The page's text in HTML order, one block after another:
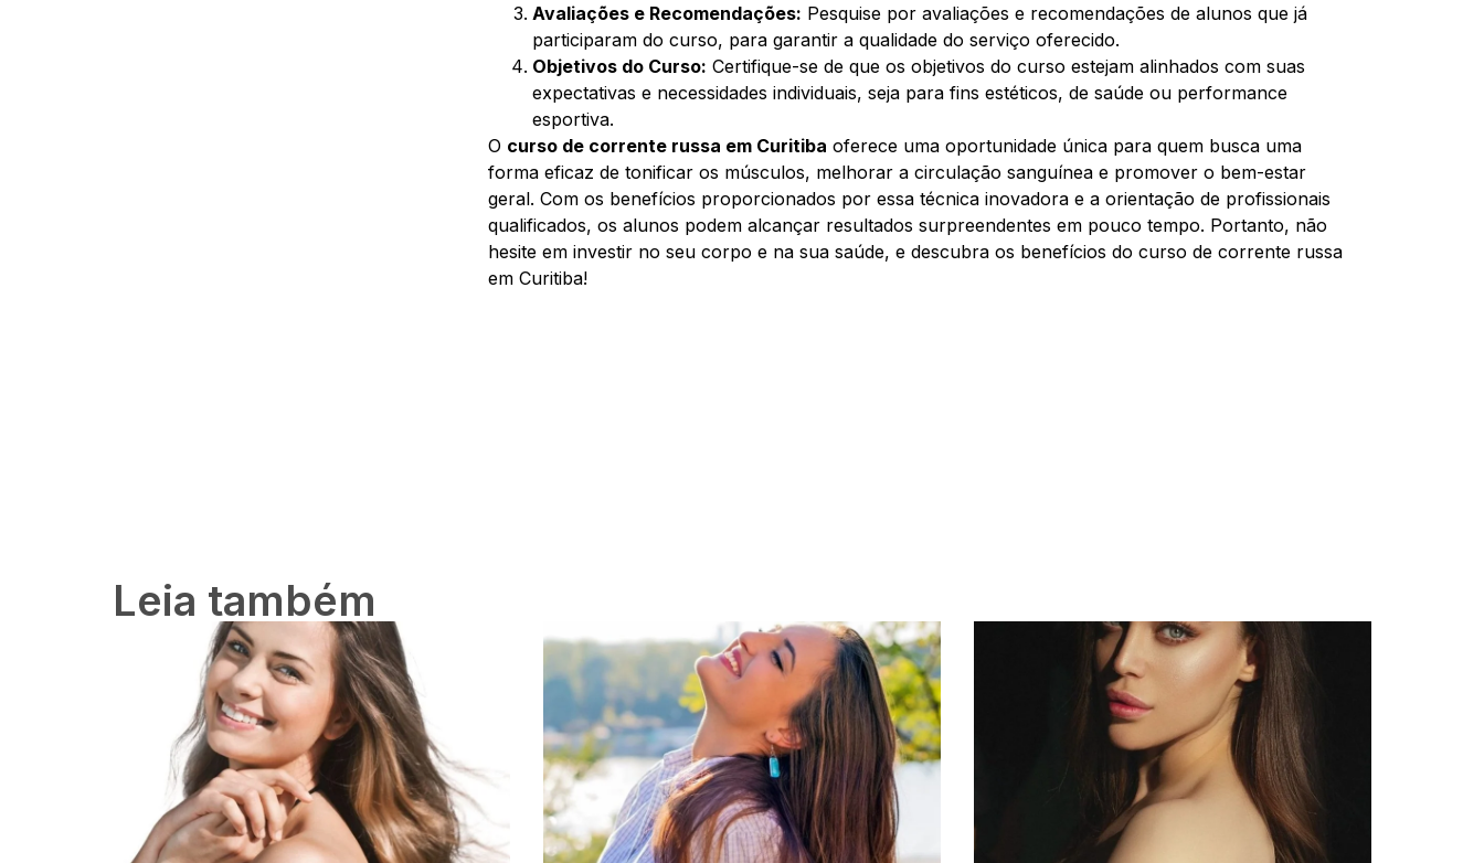
Avaliações e Recomendações: Pesquise por avaliações e recomendações de alunos que já
participaram do curso, para garantir a qualidade do serviço oferecido.
Objetivos do Curso: Certifique-se de que os objetivos do curso estejam alinhados com suas
expectativas e necessidades individuais, seja para fins estéticos, de saúde ou performance
esportiva.
O curso de corrente russa em Curitiba oferece uma oportunidade única para quem busca uma
forma eficaz de tonificar os músculos, melhorar a circulação sanguínea e promover o bem-estar
geral. Com os benefícios proporcionados por essa técnica inovadora e a orientação de profissionais
qualificados, os alunos podem alcançar resultados surpreendentes em pouco tempo. Portanto, não
hesite em investir no seu corpo e na sua saúde, e descubra os benefícios do curso de corrente russa
em Curitiba!
Leia também